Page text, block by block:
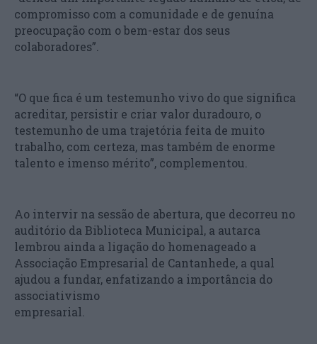
compromisso com a comunidade e de genuína
preocupação com o bem-estar dos seus
colaboradores”.
“O que fica é um testemunho vivo do que significa
acreditar, persistir e criar valor duradouro, o
testemunho de uma trajetória feita de muito
trabalho, com certeza, mas também de enorme
talento e imenso mérito”, complementou.
Ao intervir na sessão de abertura, que decorreu no
auditório da Biblioteca Municipal, a autarca
lembrou ainda a ligação do homenageado a
Associação Empresarial de Cantanhede, a qual
ajudou a fundar, enfatizando a importância do
associativismo
empresarial.